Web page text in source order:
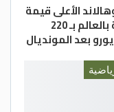
الأعلى قيمة
سوقية بالعالم بـ 220
بعد المونديال